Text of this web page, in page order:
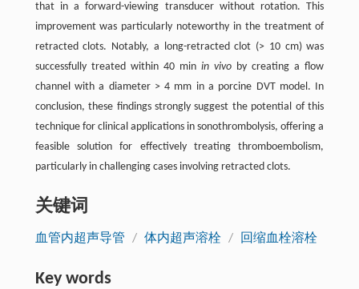
that in a forward-viewing transducer without rotation. This
improvement was particularly noteworthy in the treatment of
retracted clots. Notably, a long-retracted clot (> 10 cm) was
successfully treated within 40 min in vivo by creating a flow
channel with a diameter > 4 mm in a porcine DVT model. In
conclusion, these findings strongly suggest the potential of this
technique for clinical applications in sonothrombolysis, offering a
feasible solution for effectively treating thromboembolism,
particularly in challenging cases involving retracted clots.
关键词
血管内超声导管 / 体内超声溶栓 / 回缩血栓溶栓
Key words